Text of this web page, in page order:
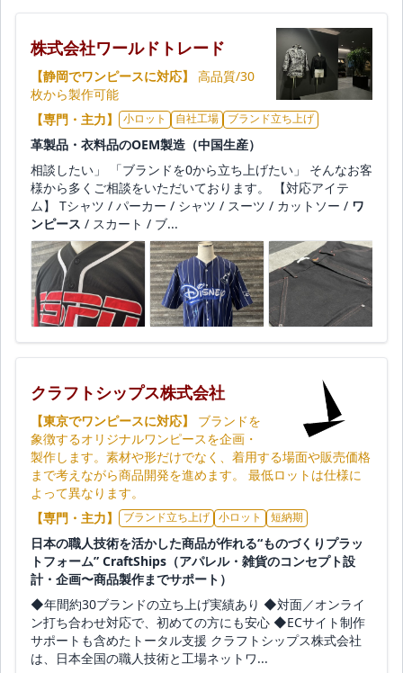
株式会社ワールドトレード
【静岡でワンピースに対応】
高品質/30
枚から製作可能
【専門・主力】
小ロット 自社工場 ブランド立ち上げ
革製品・衣料品のOEM製造（中国生産）
相談したい」 「ブランドを0から立ち上げたい」 そんなお客
様から多くご相談をいただいております。 【対応アイテ
ム】 Tシャツ / パーカー / シャツ / スーツ / カットソー / ワ
ンピース / スカート / ブ...
クラフトシップス株式会社
【東京でワンピースに対応】
ブランドを
象徴するオリジナルワンピースを企画・
製作します。素材や形だけでなく、着用する場面や販売価格
まで考えながら商品開発を進めます。 最低ロットは仕様に
よって異なります。
【専門・主力】
ブランド立ち上げ 小ロット 短納期
日本の職人技術を活かした商品が作れる“ものづくりプラッ
トフォーム” CraftShips（アパレル・雑貨のコンセプト設
計・企画〜商品製作までサポート）
◆年間約30ブランドの立ち上げ実績あり ◆対面／オンライ
ン打ち合わせ対応で、初めての方にも安心 ◆ECサイト制作
サポートも含めたトータル支援 クラフトシップス株式会社
は、日本全国の職人技術と工場ネットワ...